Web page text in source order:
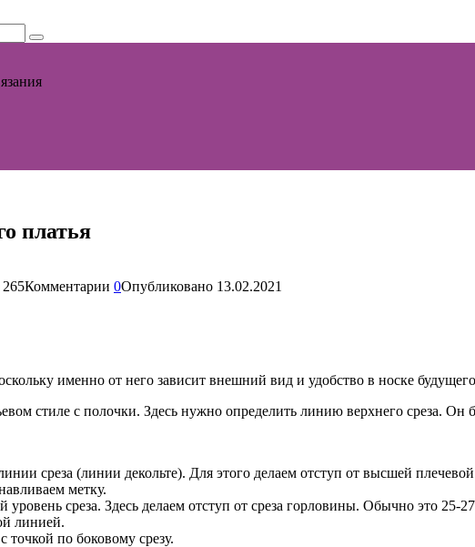
платья
265Комментарии 0Опубликовано 13.02.2021
именно от него зависит внешний вид и удобство в носке
стиле с полочки. Здесь нужно определить линию верхнего среза.
среза (линии декольте). Для этого делаем отступ от высшей
метку.
среза. Здесь делаем отступ от среза горловины. Обычно это 25-
линией.
по боковому срезу.